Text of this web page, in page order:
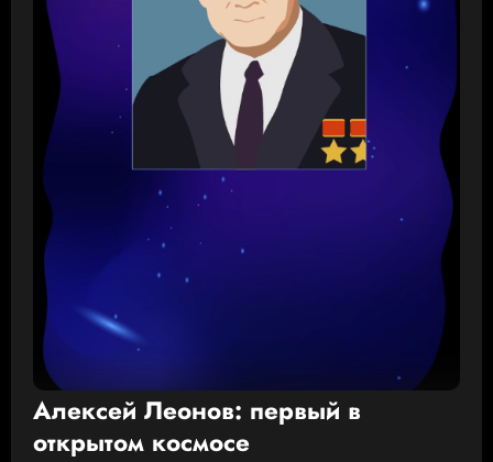
Алексей Леонов: первый в
открытом космосе